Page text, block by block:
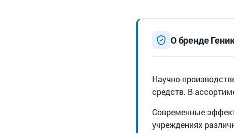
О бренде
Научно-
средств. В
Современные
учреждениях